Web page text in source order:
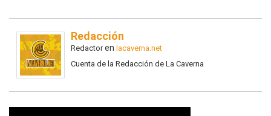
Redacción
Redactoren lacaverna.net
Cuenta de la Redacción de La Caverna